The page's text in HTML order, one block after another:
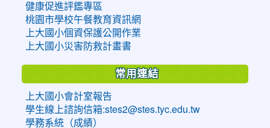
健康促進評鑑專區
桃園市學校午餐教育資訊網
上大國小個資保護公開作業
上大國小災害防救計畫書
常用連結
上大國小會計室報告
學生線上諮詢信箱:stes2@stes.tyc.edu.tw
學務系統（成績）